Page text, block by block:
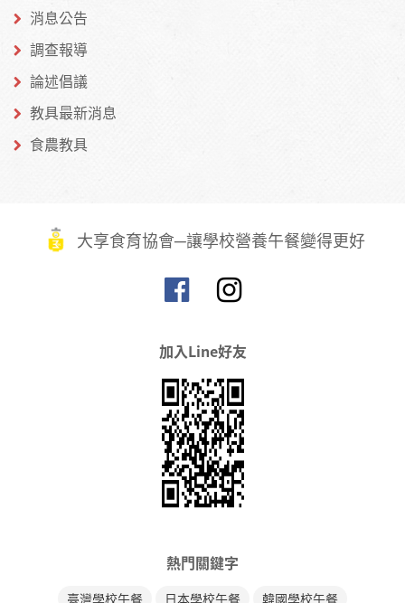
消息公告
調查報導
論述倡議
教具最新消息
食農教具
大享食育協會─讓學校營養午餐變得更好
加入Line好友
熱門關鍵字
臺灣學校午餐 日本學校午餐 韓國學校午餐